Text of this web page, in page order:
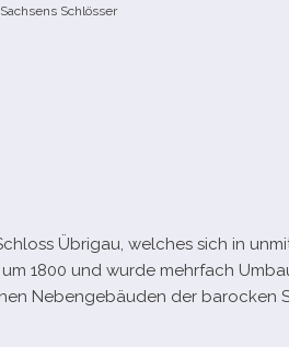
Sachsens Schlösser
Übrigau, wel­ches sich in
1800 und wurde mehr­fach
Nebengebäuden der baro­cken